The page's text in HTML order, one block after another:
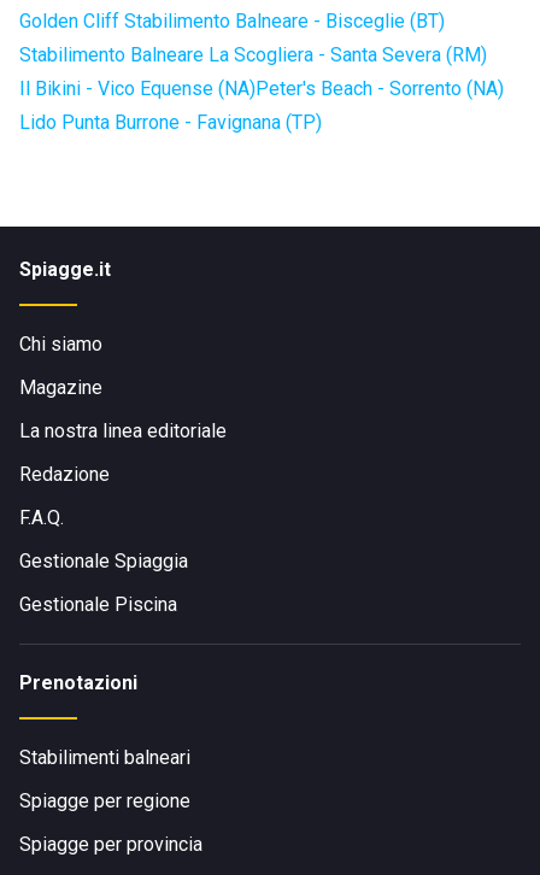
Golden Cliff Stabilimento Balneare - Bisceglie (BT)
Stabilimento Balneare La Scogliera - Santa Severa (RM)
Il Bikini - Vico Equense (NA)Peter's Beach - Sorrento (NA)
Lido Punta Burrone - Favignana (TP)
Spiagge.it
Chi siamo
Magazine
La nostra linea editoriale
Redazione
F.A.Q.
Gestionale Spiaggia
Gestionale Piscina
Prenotazioni
Stabilimenti balneari
Spiagge per regione
Spiagge per provincia